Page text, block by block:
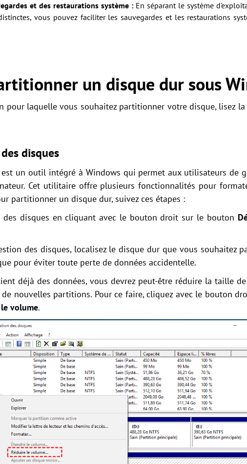
et des restaurations système : En séparant le système
vous pouvez faciliter les sauvegardes et les restaurations
un disque dur sous
pour laquelle vous souhaitez partitionner votre disque, lisez
disques
un outil intégré à Windows qui permet aux utilisateurs de
Cet utilitaire offre plusieurs fonctionnalités pour
partitionner un disque dur, suivez ces étapes :
des disques en cliquant avec le bouton droit sur le bouton
des disques, localisez le disque dur que vous souhaitez
pour éviter toute perte de données accidentelle.
déjà des données, vous devrez peut-être réduire la taille
nouvelles partitions. Pour ce faire, cliquez avec le bouton
volume.